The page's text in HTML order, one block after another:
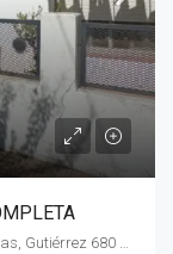
Gutiérrez 680 General Las Heras, Gral. Las Heras, Gutiérrez 680 General Las Heras